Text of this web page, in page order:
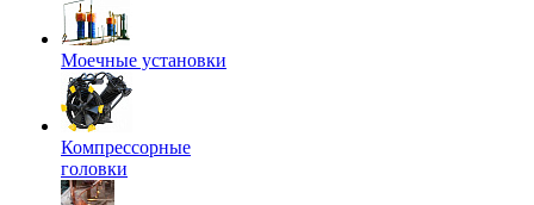
Моечные установки
Компрессорные
головки